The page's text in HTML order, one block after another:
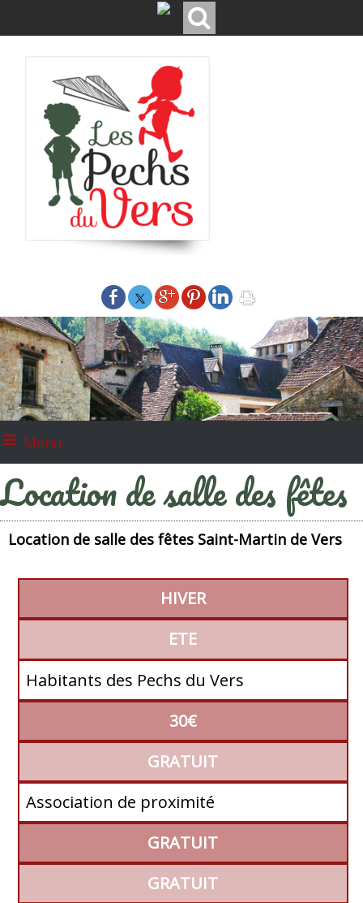
Menu
Location de salle des fêtes
Location de salle des fêtes Saint-Martin de Vers
HIVER
ETE
Habitants des Pechs du Vers
30€
GRATUIT
Association de proximité
GRATUIT
GRATUIT